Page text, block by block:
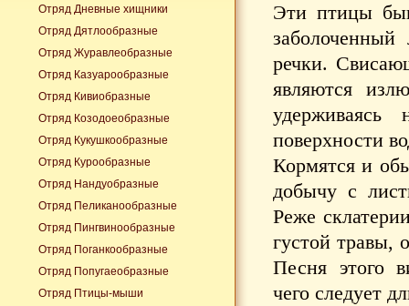
Эти птицы
речки.
являются
поверхности
Кормятся и
добычу с
Реже
густой травы,
Песня этого
чего следует
Отряд Дневные хищники
Отряд Дятлообразные
Отряд Журавлеобразные
Отряд Казуарообразные
Отряд Кивиобразные
Отряд Козодоеобразные
Отряд Кукушкообразные
Отряд Курообразные
Отряд Нандуобразные
Отряд Пеликанообразные
Отряд Пингвинообразные
Отряд Поганкообразные
Отряд Попугаеобразные
Отряд Птицы-мыши